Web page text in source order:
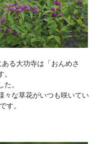
る大功寺は「おんめさ
。
々な草花がいつも咲いてい
す。